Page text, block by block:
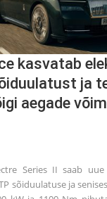
kasvatab
ja
aegade
Series II saab
sõiduulatuse ja